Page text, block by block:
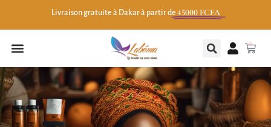
Livraison gratuite à Dakar à partir de 45000 FCFA
0